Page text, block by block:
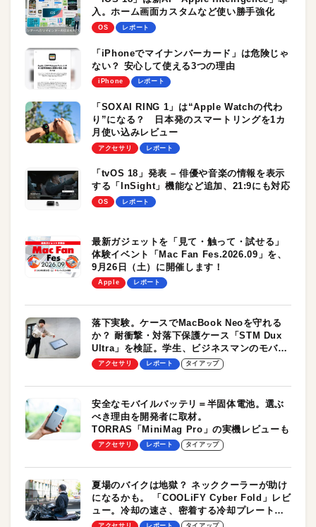
入。ホーム画面カスタムなど使い勝手強化
OS レポート
「iPhoneでマイナンバーカード」は危険じゃ
ない？ 安心して使える3つの理由
iPhone レポート
「SOXAI RING 1」は“Apple Watchの代わ
り”になる？ 日本発のスマートリングを1カ
月使い込みレビュー
アクセサリ レポート
「tvOS 18」発表 – 俳優や音楽の情報を表示
する「InSight」機能など追加、21:9にも対応
OS レポート
最新ガジェットを「見て・触って・試せる」
体験イベント「Mac Fan Fes.2026.09」を、
9月26日（土）に開催します！
Apple レポート
落下実験。ケースでMacBook Neoを守れる
か？ 耐衝撃・対落下保護ケース「STM Dux
Ultra」を検証。学生、ビジネスマンのモバイ
ルユースに最適！
アクセサリ レポート タイアップ
安全なモバイルバッテリ＝半固体電池。選ぶ
べき理由を開発者に取材。
TORRAS「MiniMag Pro」の実機レビューも
アクセサリ レポート タイアップ
夏場のバイクは地獄？ ネッククーラーが助け
になるかも。 「COOLiFY Cyber Fold」レビ
ュー。冷却の速さ、密着する冷却プレート、
シンプルな操作性がグッド！